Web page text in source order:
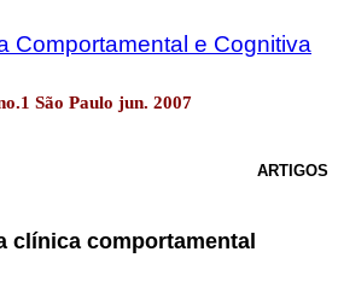
Comportamental e Cognitiva
São Paulo jun. 2007
ARTIGOS
clínica comportamental